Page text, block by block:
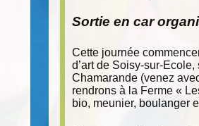
Sortie en car
Cette journée
d’art de Soisy-sur-
Chamarande (venez
rendrons à la Ferme «
bio, meunier, boulanger